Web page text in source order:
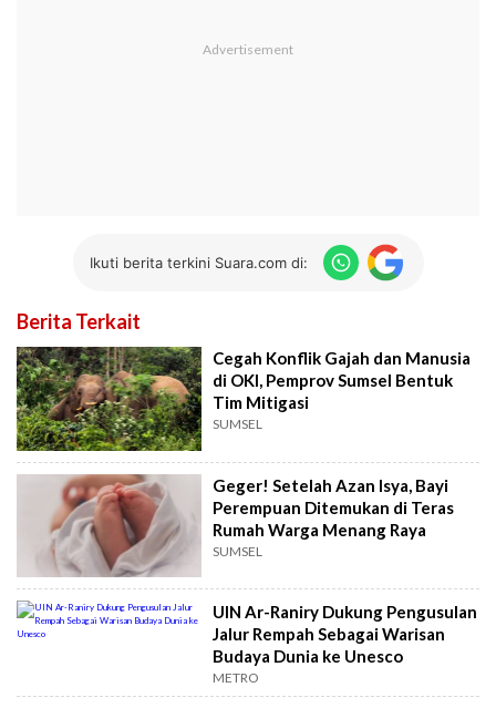
Ikuti berita terkini Suara.com di:
Berita Terkait
Cegah Konflik Gajah dan Manusia
di OKI, Pemprov Sumsel Bentuk
Tim Mitigasi
SUMSEL
Geger! Setelah Azan Isya, Bayi
Perempuan Ditemukan di Teras
Rumah Warga Menang Raya
SUMSEL
UIN Ar-Raniry Dukung Pengusulan
Jalur Rempah Sebagai Warisan
Budaya Dunia ke Unesco
METRO